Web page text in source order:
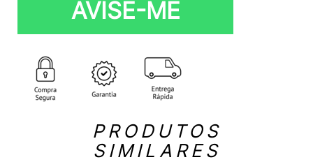
AVISE-ME
PRODUTOS
SIMILARES